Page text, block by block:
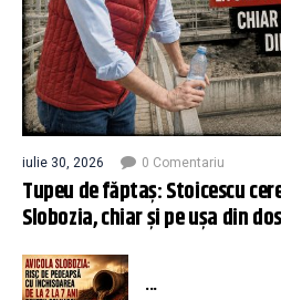
iulie 30, 2026 0 Comentariu
Tupeu de făptaș: Stoicescu
Slobozia, chiar și pe ușa din
...